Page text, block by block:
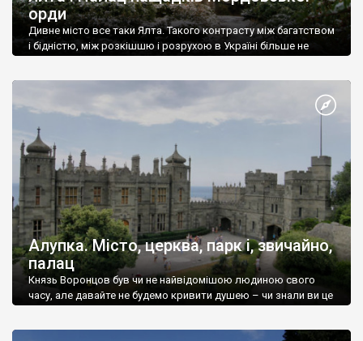
орди
Дивне місто все таки Ялта. Такого контрасту між багатством
і бідністю, між розкішшю і розрухою в Україні більше не
Алупка. Місто, церква, парк і, звичайно,
палац
Князь Воронцов був чи не найвідомішою людиною свого
часу, але давайте не будемо кривити душею – чи знали ви це